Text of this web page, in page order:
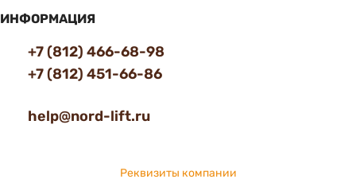
ИНФОРМАЦИЯ
+7 (812) 466-68-98
+7 (812) 451-66-86
help@nord-lift.ru
Реквизиты компании